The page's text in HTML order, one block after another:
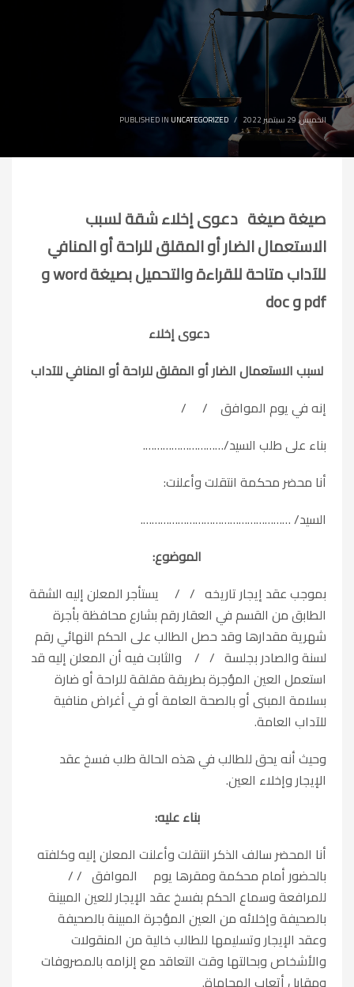
الخميس, 29 سبتمبر 2022 /
PUBLISHED IN UNCATEGORIZED
صيغة صيغة دعوى إخلاء شقة لسبب
الاستعمال الضار أو المقلق للراحة أو المنافي
للآداب متاحة للقراءة والتحميل بصيغة word و
pdf و doc
دعوى إخلاء
لسبب الاستعمال الضار أو المقلق للراحة أو المنافي للآداب
إنه في يوم الموافق / /
بناء على طلب السيد/……………………….
أنا محضر محكمة انتقلت وأعلنت:
السيد/ …………………………………………….
الموضوع:
بموجب عقد إيجار تاريخه / / يستأجر المعلن إليه الشقة
الطابق من القسم في العقار رقم بشارع محافظة بأجرة
شهرية مقدارها وقد حصل الطالب على الحكم النهائي رقم
لسنة والصادر بجلسة / / والثابت فيه أن المعلن إليه قد
استعمل العين المؤجرة بطريقة مقلقة للراحة أو ضارة
بسلامة المبنى أو بالصحة العامة أو في أغراض منافية
للآداب العامة.
وحيث أنه يحق للطالب في هذه الحالة طلب فسخ عقد
الإيجار وإخلاء العين.
بناء عليه:
أنا المحضر سالف الذكر انتقلت وأعلنت المعلن إليه وكلفته
بالحضور أمام محكمة ومقرها يوم الموافق / /
للمرافعة وسماع الحكم بفسخ عقد الإيجار للعين المبينة
بالصحيفة وإخلائه من العين المؤجرة المبينة بالصحيفة
وعقد الإيجار وتسليمها للطالب خالية من المنقولات
والأشخاص وبحالتها وقت التعاقد مع إلزامه بالمصروفات
ومقابل أتعاب المحاماة.